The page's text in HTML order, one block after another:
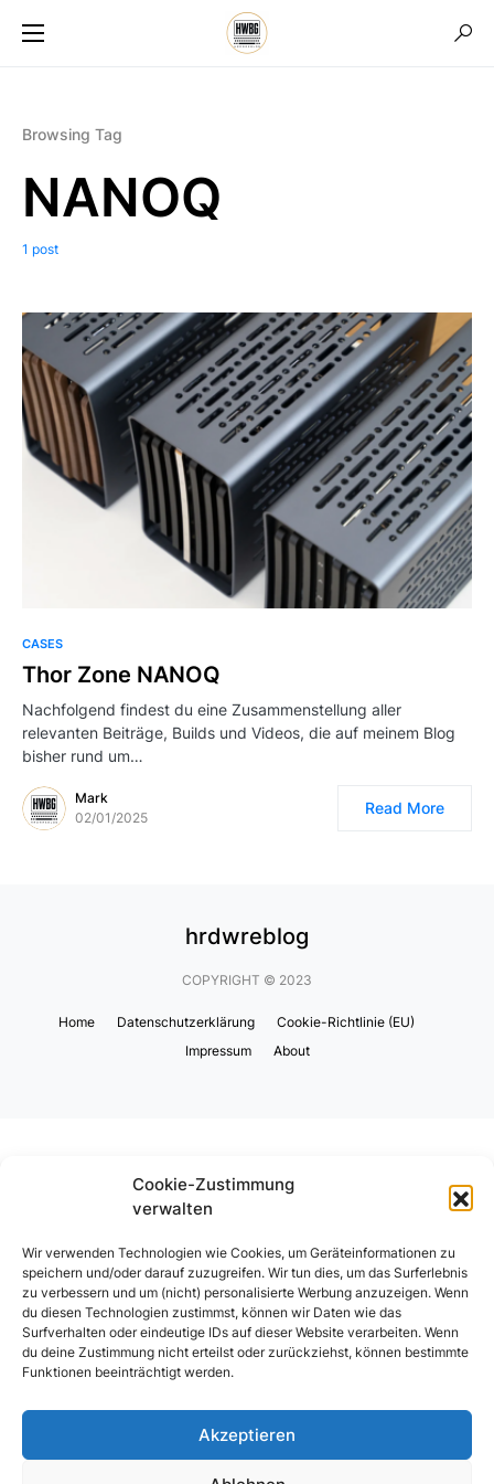
Cookie-Zustimmung
verwalten
Wir verwenden Technologien wie Cookies, um Geräteinformationen zu
speichern und/oder darauf zuzugreifen. Wir tun dies, um das Surferlebnis
zu verbessern und um (nicht) personalisierte Werbung anzuzeigen. Wenn
du diesen Technologien zustimmst, können wir Daten wie das
Surfverhalten oder eindeutige IDs auf dieser Website verarbeiten. Wenn
du deine Zustimmung nicht erteilst oder zurückziehst, können bestimmte
Funktionen beeinträchtigt werden.
Akzeptieren
Browsing Tag
NANOQ
1 post
CASES
Thor Zone NANOQ
Nachfolgend findest du eine Zusammenstellung aller
relevanten Beiträge, Builds und Videos, die auf meinem Blog
bisher rund um…
Mark
02/01/2025
Read More
hrdwreblog
COPYRIGHT © 2023
Home Datenschutzerklärung
Cookie-Richtlinie (EU)
Impressum
About